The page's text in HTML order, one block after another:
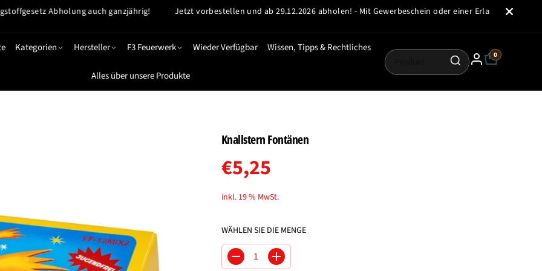
Abholung auch ganzjährig! Jetzt vorbestellen und ab 29.12.2026 abholen! - Mit Gewerbeschein oder einer Erlaubnis nach §7 oder
Kategorien Hersteller F3 Feuerwerk Wieder Verfügbar Wissen, Tipps & Rechtliches
Alles über unsere Produkte
0
Knallstern Fontänen
R
L
Ä
R
€5,25
inkl. 19 % MwSt.
WÄHLEN SIE DIE MENGE
M
M